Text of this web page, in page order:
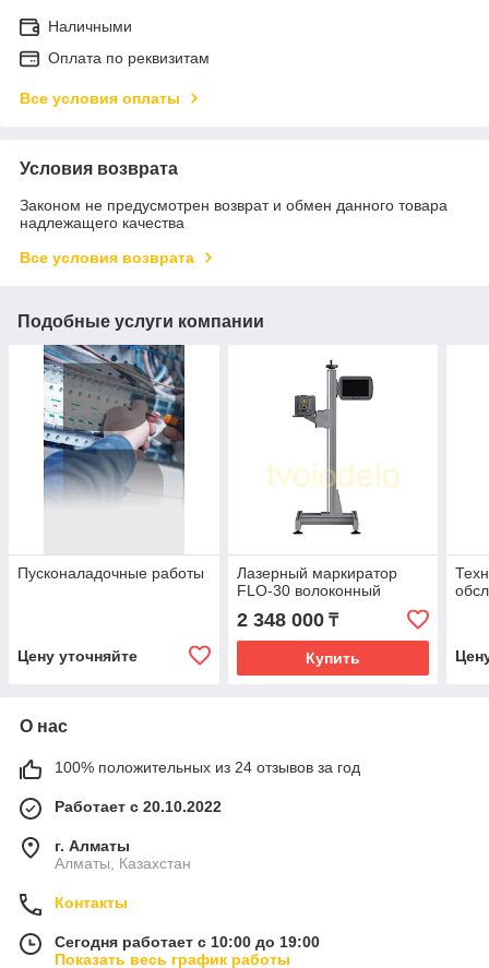
Наличными
Оплата по реквизитам
Все условия оплаты
Условия возврата
Законом не предусмотрен возврат и обмен данного товара
надлежащего качества
Все условия возврата
Подобные услуги компании
Пусконаладочные работы
Цену уточняйте
Лазерный маркиратор
FLO-30 волоконный
2 348 000₸
Купить
О нас
100% положительных из 24 отзывов за год
Работает с 20.10.2022
г. Алматы
Алматы, Казахстан
Контакты
Сегодня работает с 10:00 до 19:00
Показать весь график работы